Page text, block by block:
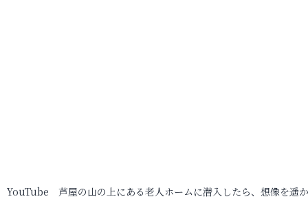
YouTube 芦屋の山の上にある老人ホームに潜入したら、想像を遥